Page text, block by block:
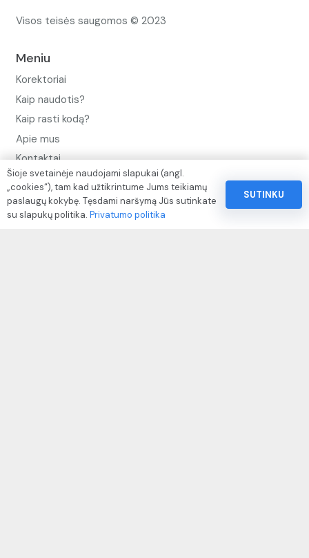
Visos teisės saugomos © 2023
Meniu
Korektoriai
Kaip naudotis?
Kaip rasti kodą?
Apie mus
Kontaktai
Privatumo politika
Pinigų ir prekių grąžinimo politika
Šioje svetainėje naudojami slapukai (angl.
„cookies“), tam kad užtikrintume Jums teikiamų
paslaugų kokybę. Tęsdami naršymą Jūs sutinkate
su slapukų politika. Privatumo politika
SUTINKU